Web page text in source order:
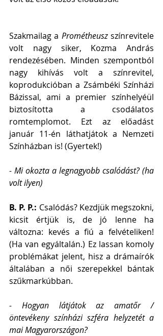
Szakmailag a Prométheusz színrevitele
volt nagy siker, Kozma András
rendezésében. Minden szempontból
nagy kihívás volt a színrevitel,
koprodukcióban a Zsámbéki Színházi
Bázissal, ami a premier színhelyéül
biztosította a csodálatos
romtemplomot. Ezt az előadást
január 11-én láthatjátok a Nemzeti
Színházban is! (Gyertek!)
- Mi okozta a legnagyobb csalódást? (ha
volt ilyen)
B. P. P.: Csalódás? Kezdjük megszokni,
kicsit értjük is, de jó lenne ha
változna: kevés a fiú a felvételiken!
(Ha van egyáltalán.) Ez lassan komoly
problémákat jelent, hisz a drámaírók
általában a női szerepekkel bántak
szűkmarkúbban.
- Hogyan látjátok az amatőr /
öntevékeny színházi szféra helyzetét a
mai Magyarországon?